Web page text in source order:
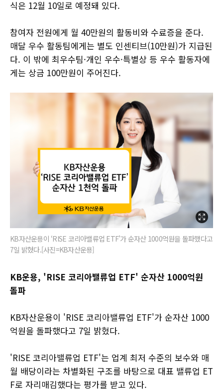
식은 12월 10일로 예정돼 있다.
참여자 전원에게 월 40만원의 활동비와 수료증을 준다.
매달 우수 활동팀에게는 별도 인센티브(10만원)가 지급된
다. 이 밖에 최우수팀·개인 우수·특별상 등 우수 활동자에
게는 상금 100만원이 주어진다.
KB자산운용이 ‘RISE 코리아밸류업 ETF’가 순자산 1000억원을 돌파했다고
7일 밝혔다.[사진=KB자산운용]
KB운용, 'RISE 코리아밸류업 ETF' 순자산 1000억원
돌파
KB자산운용이 'RISE 코리아밸류업 ETF'가 순자산 1000
억원을 돌파했다고 7일 밝혔다.
'RISE 코리아밸류업 ETF'는 업계 최저 수준의 보수와 매
월 배당이라는 차별화된 구조를 바탕으로 대표 밸류업 ET
F로 자리매김했다는 평가를 받고 있다.